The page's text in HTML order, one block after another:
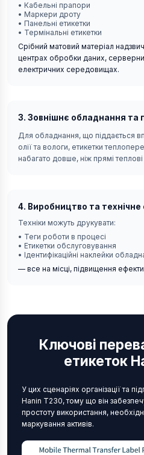
• Кабельні прапори
• Маркери дроту
• Панельні етикетки
• Термінальні етикетки
Срібний матовий матеріал
центрах обробки даних,
електричних середовищах.
3. Зовнішнє обладнання та
Для обладнання, що піддається
олії та вологи, етикетки
набагато довше, ніж прямі теплові
4. Виробництво та технічне
Техніки можуть друкувати:
• Теги роботи в процесі
• Етикетки обслуговування
• Ідентифікаційні наклейки
— все на місці, підвищення
Ключові
етикеток
У цих сценаріях організації та
Hanin T230, тому що він
простоту використання,
маркування активів.